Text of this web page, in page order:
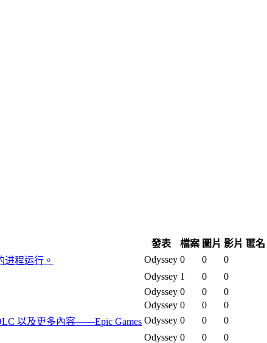
發表 檔案 圖片 影片 匿名
进程运行。
Odyssey 0 0 0
Odyssey 1 0 0
Odyssey 0 0 0
Odyssey 0 0 0
以及更多內容——Epic Games Odyssey 0 0 0
Odyssey 0 0 0